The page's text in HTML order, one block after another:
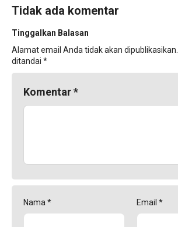
Tidak ada komentar
Tinggalkan Balasan
Alamat email Anda tidak akan dipublikasikan.
ditandai *
Komentar*
Nama* Email *